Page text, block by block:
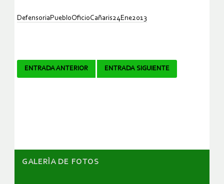
DefensoriaPuebloOficioCañaris24Ene2013
Navegador
ENTRADA ANTERIOR ENTRADA SIGUIENTE
GALERÌA DE FOTOS